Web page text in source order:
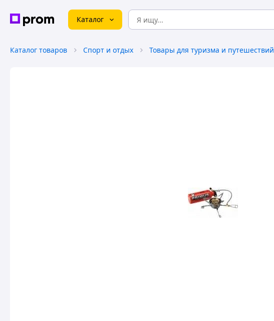
Каталог
Каталог товаров Спорт и отдых Товары для туризма и путешествий